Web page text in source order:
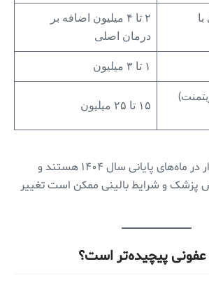
۲ تا ۴ میلیون اضافه بر
درمان اصلی
۱ تا ۳ میلیون
۱۵ تا ۲۵ میلیون
اعداد بالا میانگین بازار در ماه‌های پایانی سال ۱۴۰۴ هستند و
و شرایط بالینی ممکن است تغییر
عفونی پیچیده‌تر است؟